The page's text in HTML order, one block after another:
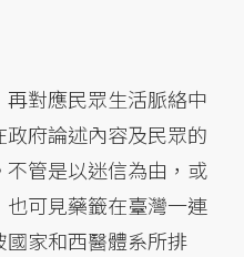
對應民眾生活脈絡中
府論述內容及民眾的
管是以迷信為由，或
可見藥籤在臺灣一連
家和西醫體系所排